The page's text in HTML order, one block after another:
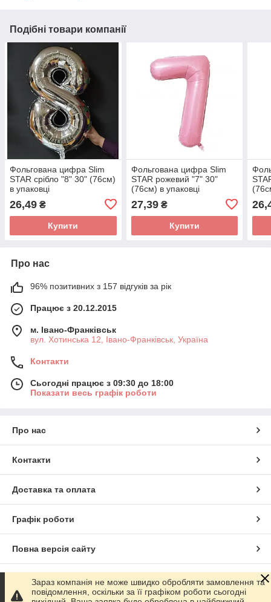
Подібні товари компанії
Фольгована цифра Slim
STAR срібло "8" 30" (76см)
в упаковці
26,49 ₴
Купити
Фольгована цифра Slim
STAR рожевий "7" 30"
(76см) в упаковці
27,39₴
Купити
Про нас
96% позитивних з 157 відгуків за рік
Працює з 20.12.2015
м. Івано-Франківськ
вул. Хотинська 12, Івано-Франківськ, Україна
Контакти
Сьогодні працює з 09:30 до 18:00
Показати весь графік роботи
Про нас
Контакти
Доставка та оплата
Графік роботи
Повна версія сайту
Сайт створено на маркетплейсі Prom.ua
Зараз компанія не може швидко обробляти замовлення та
повідомлення, оскільки за її графіком роботи сьогодні